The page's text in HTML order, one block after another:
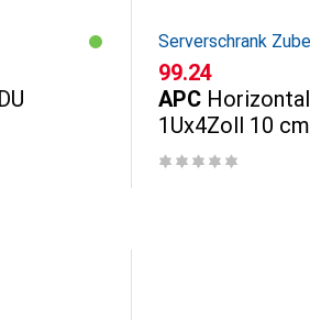
Serverschrank
CHF
99.24
APC
1Ux4Zoll 10
with Cover